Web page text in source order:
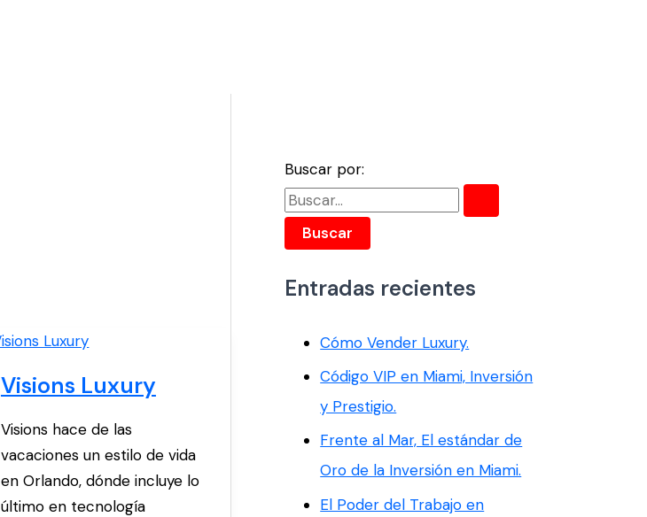
Visions Luxury
Visions hace de las
vacaciones un estilo de vida
en Orlando, dónde incluye lo
último en tecnología
Buscar por:
Entradas recientes
Cómo Vender Luxury.
Código VIP en Miami, Inversión
y Prestigio.
Frente al Mar, El estándar de
Oro de la Inversión en Miami.
El Poder del Trabajo en